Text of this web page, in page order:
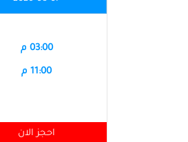
03:00 م
11:00 م
احجز الان